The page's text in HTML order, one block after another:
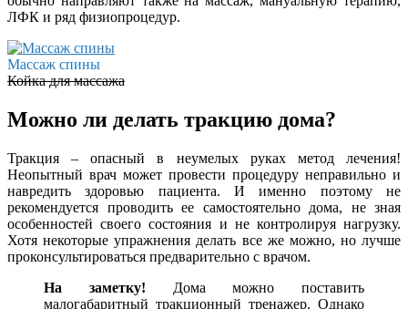
ЛФК и ряд физиопроцедур.
Массаж спины
Койка для массажа
Можно ли делать тракцию дома?
Тракция – опасный в неумелых руках метод лечения!
Неопытный врач может провести процедуру неправильно и
навредить здоровью пациента. И именно поэтому не
рекомендуется проводить ее самостоятельно дома, не зная
особенностей своего состояния и не контролируя нагрузку.
Хотя некоторые упражнения делать все же можно, но лучше
проконсультироваться предварительно с врачом.
На заметку! Дома можно поставить
малогабаритный тракционный тренажер. Однако